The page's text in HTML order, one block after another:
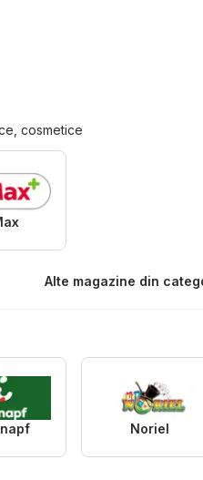
cosmetice
Alte magazine din
Noriel